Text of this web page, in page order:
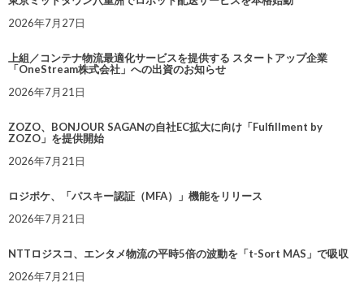
2026年7月27日
上組／コンテナ物流最適化サービスを提供する スタートアップ企業
「OneStream株式会社」への出資のお知らせ
2026年7月21日
ZOZO、BONJOUR SAGANの自社EC拡大に向け「Fulfillment by
ZOZO」を提供開始
2026年7月21日
ロジポケ、「パスキー認証（MFA）」機能をリリース
2026年7月21日
NTTロジスコ、エンタメ物流の平時5倍の波動を「t-Sort MAS」で吸収
2026年7月21日